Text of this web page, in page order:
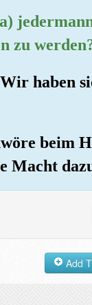
zu
haben
beim
Macht